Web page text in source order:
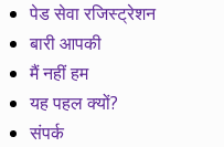
पेड सेवा रजिस्ट्रेशन
बारी आपकी
मैं नहीं हम
यह पहल क्यों?
संपर्क